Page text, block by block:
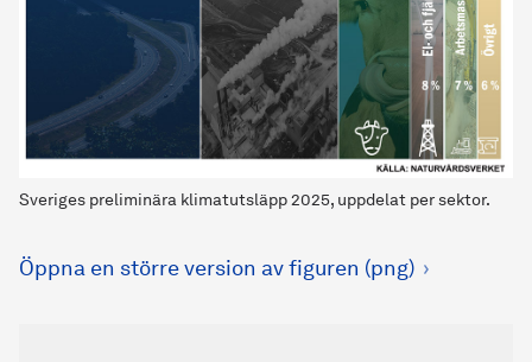
Sveriges preliminära klimatutsläpp 2025, uppdelat per sektor.
Öppna en större version av figuren (png)